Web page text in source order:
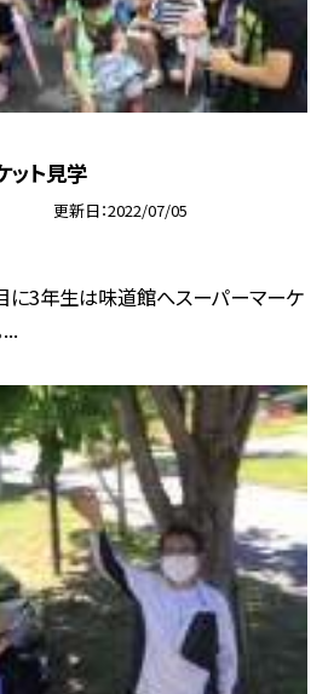
ット見学
更新日 2022/07/05
目に3年生は味道館へスーパーマーケ